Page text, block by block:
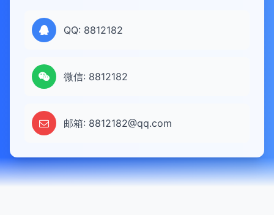
QQ: 8812182
微信: 8812182
邮箱: 8812182@qq.com